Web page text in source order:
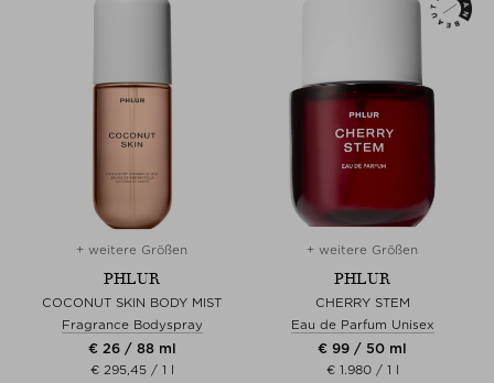
+ weitere Größen
PHLUR
COCONUT SKIN BODY MIST
Fragrance Bodyspray
€ 26 / 88 ml
€ 295,45 / 1 l
+ weitere Größen
PHLUR
CHERRY STEM
Eau de Parfum Unisex
€ 99 / 50 ml
€ 1.980 / 1 l